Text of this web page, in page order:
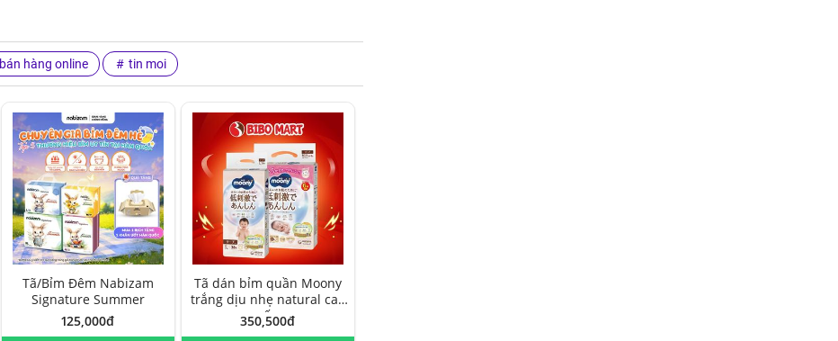
bán hàng online tin moi
Tã/Bỉm Đêm Nabizam
Signature Summer
125,000đ
Tã dán bỉm quần Moony
trắng dịu nhẹ natural cao
cấp
350,500đ